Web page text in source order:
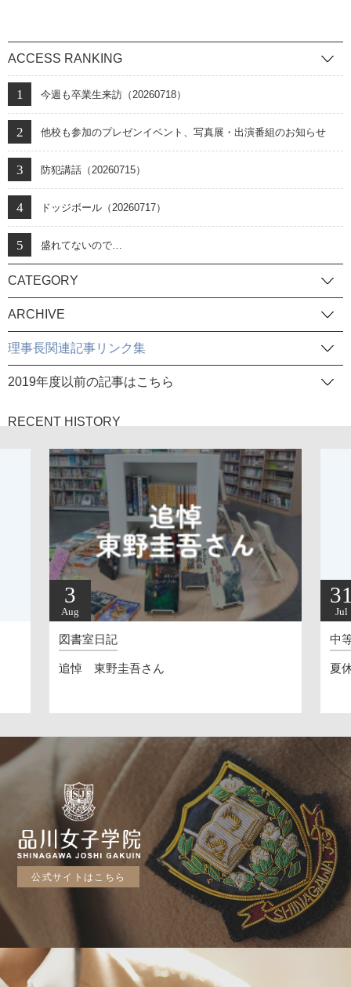
ACCESS RANKING
今週も卒業生来訪（20260718）
他校も参加のプレゼンイベント、写真展・出演番組のお知らせ
防犯講話（20260715）
ドッジボール（20260717）
盛れてないので…
CATEGORY
ARCHIVE
理事長関連記事リンク集
2019年度以前の記事はこちら
RECENT HISTORY
3
Aug
図書室日記
追悼 東野圭吾さん
Jul
中
夏
公式サイトはこちら